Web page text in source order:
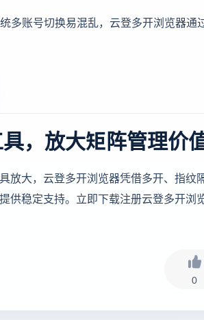
多账号切换易混乱，云登多开浏览器
，放大矩阵管理价
放大，云登多开浏览器凭借多开、指
供稳定支持。立即下载注册云登多开
0